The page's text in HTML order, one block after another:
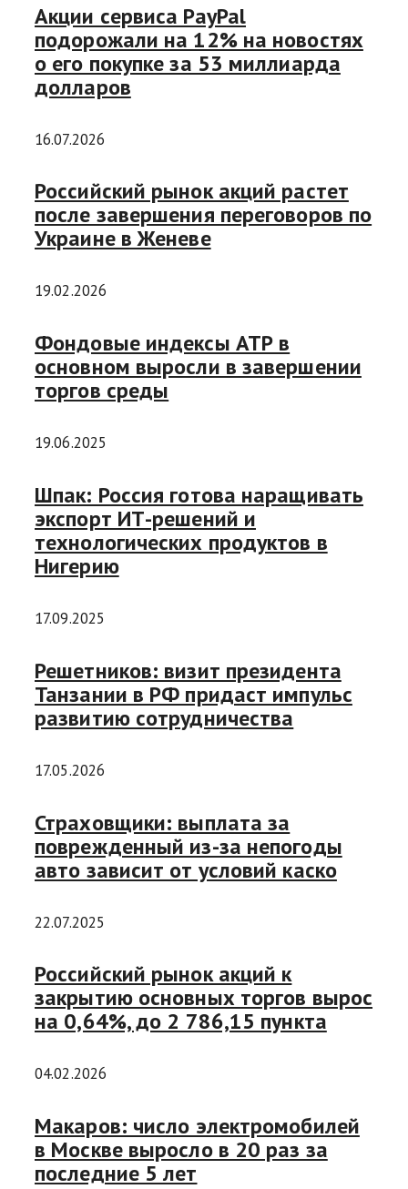
Акции сервиса PayPal
подорожали на 12% на новостях
о его покупке за 53 миллиарда
долларов
16.07.2026
Российский рынок акций растет
после завершения переговоров по
Украине в Женеве
19.02.2026
Фондовые индексы АТР в
основном выросли в завершении
торгов среды
19.06.2025
Шпак: Россия готова наращивать
экспорт ИТ-решений и
технологических продуктов в
Нигерию
17.09.2025
Решетников: визит президента
Танзании в РФ придаст импульс
развитию сотрудничества
17.05.2026
Страховщики: выплата за
поврежденный из-за непогоды
авто зависит от условий каско
22.07.2025
Российский рынок акций к
закрытию основных торгов вырос
на 0,64%, до 2 786,15 пункта
04.02.2026
Макаров: число электромобилей
в Москве выросло в 20 раз за
последние 5 лет